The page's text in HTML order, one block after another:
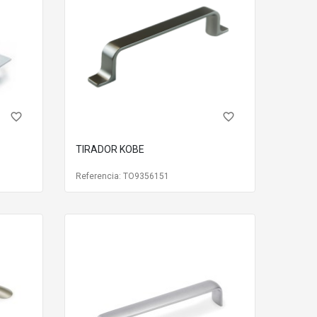
favorite_border favorite_border
TIRADOR KOBE
Referencia: TO9356151